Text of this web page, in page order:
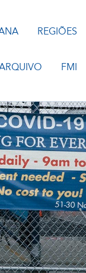
REGIÕES
FMI